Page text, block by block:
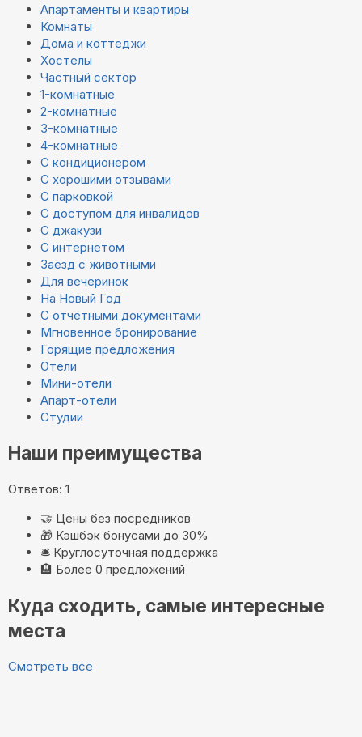
Апартаменты и квартиры
Комнаты
Дома и коттеджи
Хостелы
Частный сектор
1-комнатные
2-комнатные
3-комнатные
4-комнатные
С кондиционером
С хорошими отзывами
С парковкой
С доступом для инвалидов
С джакузи
С интернетом
Заезд с животными
Для вечеринок
На Новый Год
С отчётными документами
Мгновенное бронирование
Горящие предложения
Отели
Мини-отели
Апарт-отели
Студии
Наши преимущества
Ответов: 1
🤝 Цены без посредников
🎁 Кэшбэк бонусами до 30%
🛎️ Круглосуточная поддержка
🏨 Более 0 предложений
Куда сходить, самые интересные
места
Смотреть все